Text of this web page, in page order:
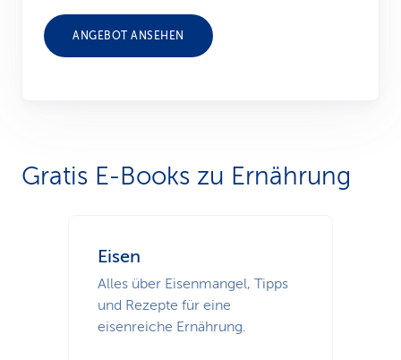
ANGEBOT ANSEHEN
Gratis E-Books zu Ernährung
Eisen
Alles über Eisenmangel, Tipps
und Rezepte für eine
eisenreiche Ernährung.